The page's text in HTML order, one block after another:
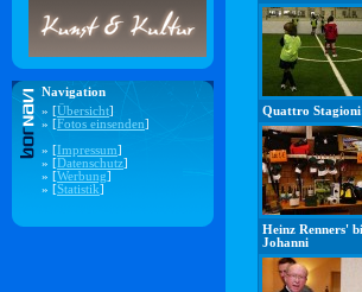
Navigation
» [Übersicht]
» [Fotos einsenden]
» [Impressum]
» [Datenschutz]
» [Werbung]
» [Statistik]
Quattro
Heinz Renners'
Johanni